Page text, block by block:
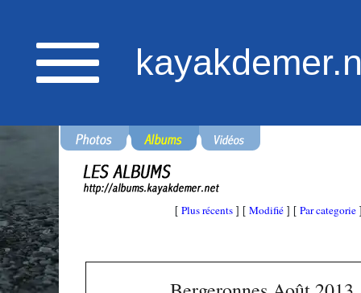
[ Plus récents ] [ Modifié ] [ Par categorie